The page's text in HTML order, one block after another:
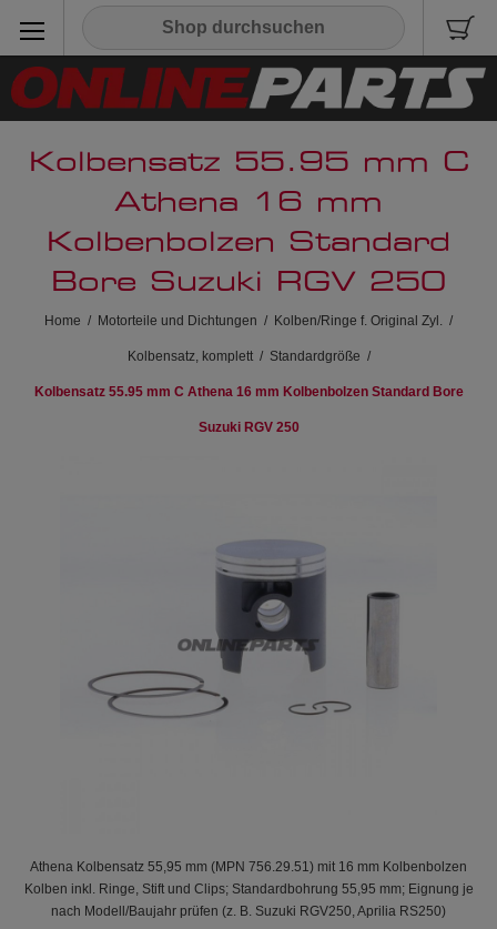
Kolbensatz 55.95 mm C
Athena 16 mm
Kolbenbolzen Standard
Bore Suzuki RGV 250
Home / Motorteile und Dichtungen / Kolben/Ringe f. Original Zyl. /
Kolbensatz, komplett / Standardgröße /
Kolbensatz 55.95 mm C Athena 16 mm Kolbenbolzen Standard Bore
Suzuki RGV 250
Athena Kolbensatz 55,95 mm (MPN 756.29.51) mit 16 mm Kolbenbolzen
Kolben inkl. Ringe, Stift und Clips; Standardbohrung 55,95 mm; Eignung je
nach Modell/Baujahr prüfen (z. B. Suzuki RGV250, Aprilia RS250)